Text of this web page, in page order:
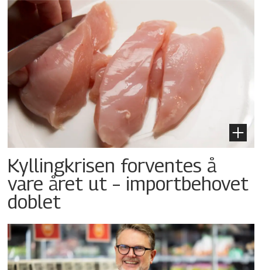
Kyllingkrisen forventes å
vare året ut – importbehovet
doblet